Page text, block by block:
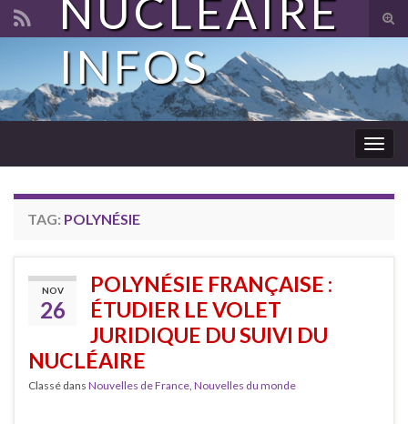
Search for:
NUCLÉAIRE
INFOS
TAG: POLYNÉSIE
NOV
26
POLYNÉSIE FRANÇAISE :
ÉTUDIER LE VOLET
JURIDIQUE DU SUIVI DU
NUCLÉAIRE
Classé dans Nouvelles de France, Nouvelles du monde